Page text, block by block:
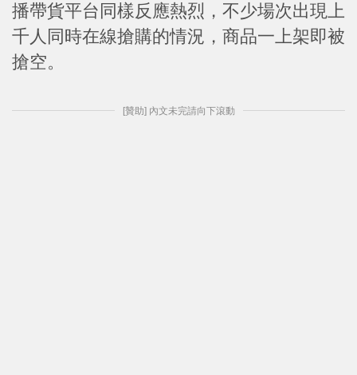
播帶貨平台同樣反應熱烈，不少場次出現上
千人同時在線搶購的情況，商品一上架即被
搶空。
[贊助] 內文未完請向下滾動